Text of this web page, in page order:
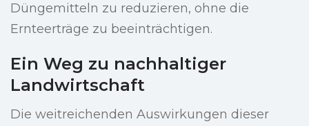
Düngemitteln zu reduzieren, ohne die
Ernteerträge zu beeinträchtigen.
Ein Weg zu nachhaltiger
Landwirtschaft
Die weitreichenden Auswirkungen dieser